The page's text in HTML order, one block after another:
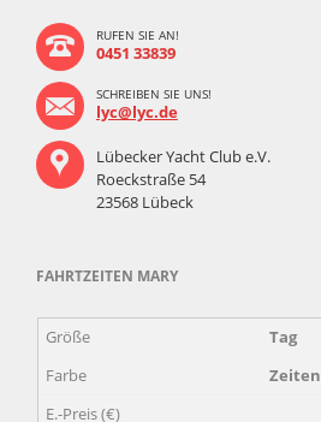
RUFEN SIE AN!
0451 33839
SCHREIBEN SIE UNS!
lyc@lyc.de
Lübecker Yacht Club e.V.
Roeckstraße 54
23568 Lübeck
FAHRTZEITEN MARY
Tag
Zeiten